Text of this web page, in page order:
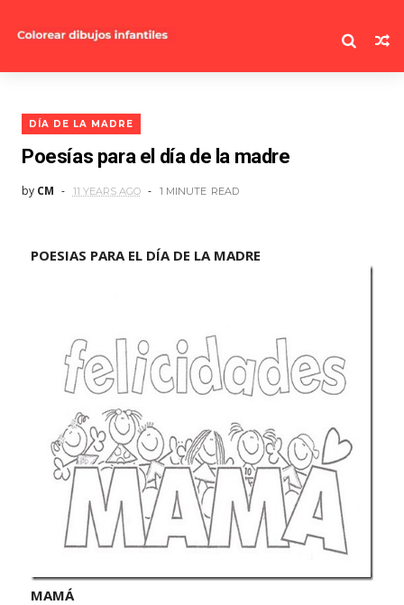
DÍA DE LA MADRE
Poesías para el día de la madre
by CM 11 YEARS AGO 1 MINUTE READ
POESIAS PARA EL DÍA DE LA MADRE
MAMÁ